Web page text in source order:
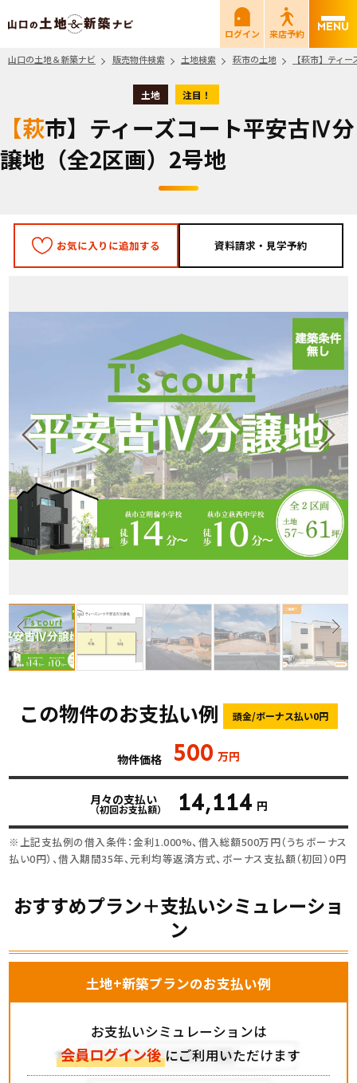
山口の土地＆新築ナビ
ログイン
来店予約
山口の土地＆新築ナビ
販売物件検索 土地検索 萩市の土地 【萩市】ティ
土地 注目！
【萩市】ティーズコート平安古Ⅳ分
譲地（全2区画）2号地
お気に入りに追加する
この物件のお支払い例 頭金/ボーナス払い0円
物件価格 500 万円
月々の支払い
（初回お支払額） 14,114 円
※上記支払例の借入条件：金利1.000%、借入総額500万円（うちボーナス
払い0円）、借入期間35年、元利均等返済方式、ボーナス支払額（初回）0円
おすすめプラン＋支払いシミュレーショ
ン
土地+新築プランのお支払い例
お支払いシミュレーションは
会員ログイン後にご利用いただけます